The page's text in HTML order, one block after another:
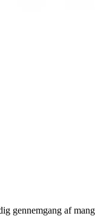
gennemgang af